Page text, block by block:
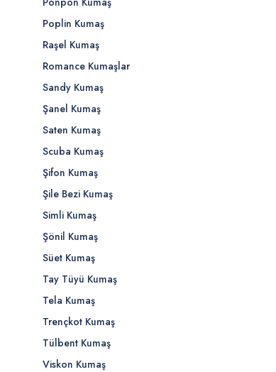
Poplin Kumaş
Raşel Kumaş
Romance Kumaşlar
Sandy Kumaş
Şanel Kumaş
Saten Kumaş
Scuba Kumaş
Şifon Kumaş
Şile Bezi Kumaş
Simli Kumaş
Şönil Kumaş
Süet Kumaş
Tay Tüyü Kumaş
Tela Kumaş
Trençkot Kumaş
Tülbent Kumaş
Viskon Kumaş